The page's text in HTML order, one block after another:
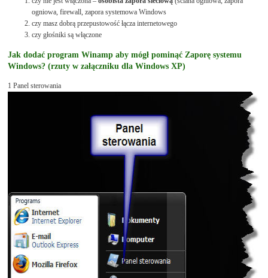
ogniowa, firewall, zapora systemowa Windows
czy masz dobrą przepustowość łącza internetowego
czy głośniki są włączone
Jak dodać program Winamp aby mógł pominąć Zaporę systemu
Windows? (rzuty w załączniku dla Windows XP)
1 Panel sterowania